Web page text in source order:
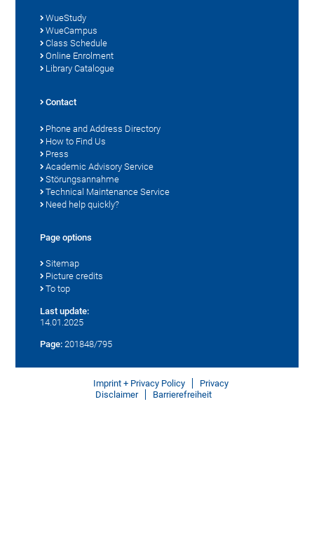
WueStudy
WueCampus
Class Schedule
Online Enrolment
Library Catalogue
Contact
Phone and Address Directory
How to Find Us
Press
Academic Advisory Service
Störungsannahme
Technical Maintenance Service
Need help quickly?
Page options
Sitemap
Picture credits
To top
Last update:
14.01.2025
Page: 201848/795
Imprint + Privacy Policy
Privacy
Disclaimer
Barrierefreiheit